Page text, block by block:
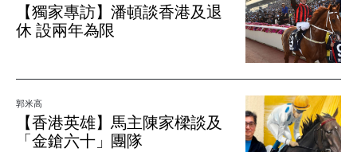
【獨家專訪】潘頓談香港及退
休 設兩年為限
郭米高
【香港英雄】馬主陳家樑談及
「金鎗六十」團隊